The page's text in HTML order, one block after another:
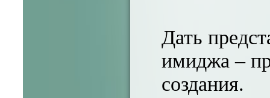
Дать
имиджа –
создания.